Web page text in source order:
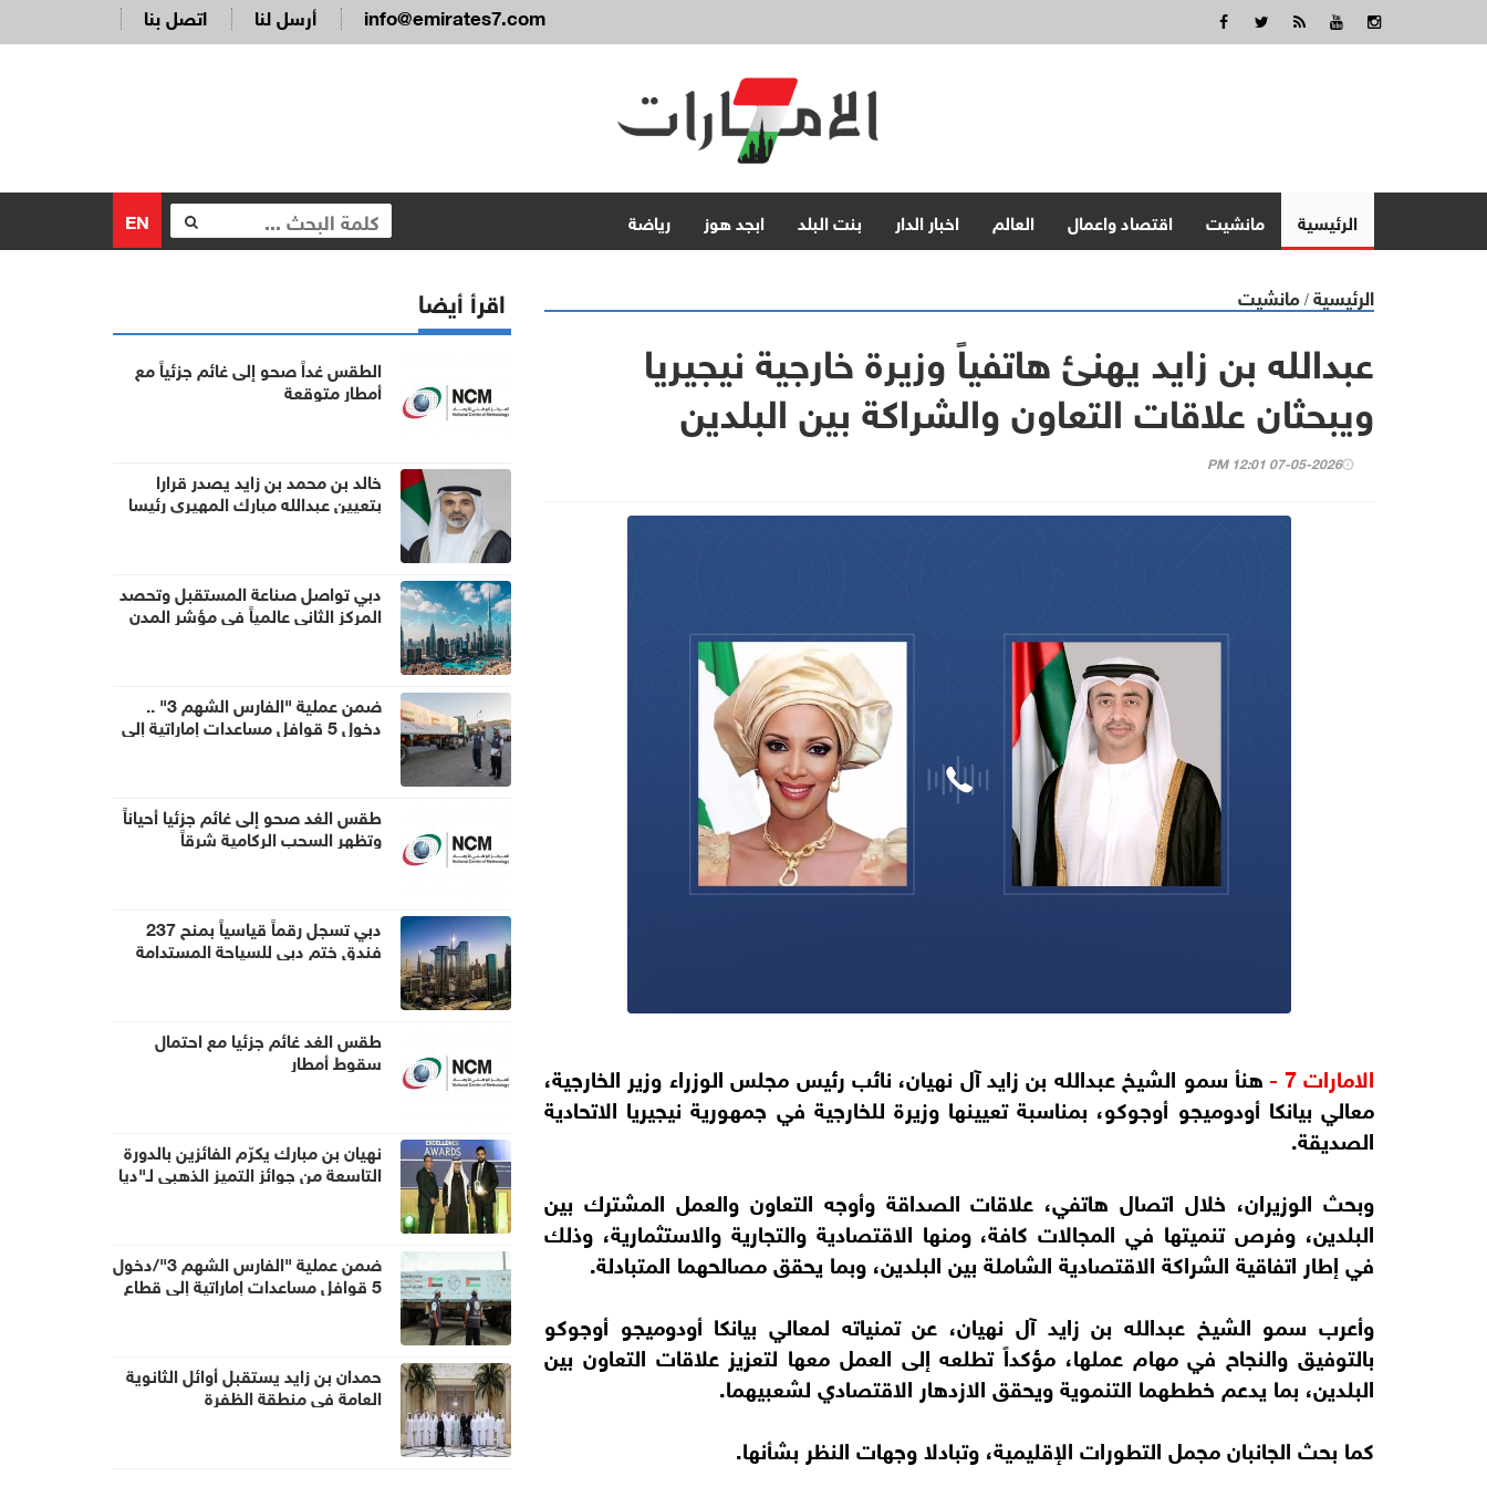
اتصل بنا أرسل لنا info@emirates7.com
الرئيسية مانشيت اقتصاد واعمال العالم اخبار الدار بنت البلد ابجد هوز رياضة EN
الرئيسية / مانشيت
عبدالله بن زايد يهنئ هاتفياً وزيرة خارجية نيجيريا
ويبحثان علاقات التعاون والشراكة بين البلدين
07-05-2026 12:01 PM
الامارات 7 -
هنأ سمو الشيخ عبدالله بن زايد آل نهيان، نائب رئيس مجلس الوزراء وزير الخارجية،
معالي بيانكا أودوميجو أوجوكو، بمناسبة تعيينها وزيرة للخارجية في جمهورية نيجيريا الاتحادية
الصديقة.
وبحث الوزيران، خلال اتصال هاتفي، علاقات الصداقة وأوجه التعاون والعمل المشترك بين
البلدين، وفرص تنميتها في المجالات كافة، ومنها الاقتصادية والتجارية والاستثمارية، وذلك
في إطار اتفاقية الشراكة الاقتصادية الشاملة بين البلدين، وبما يحقق مصالحهما المتبادلة.
وأعرب سمو الشيخ عبدالله بن زايد آل نهيان، عن تمنياته لمعالي بيانكا أودوميجو أوجوكو
بالتوفيق والنجاح في مهام عملها، مؤكداً تطلعه إلى العمل معها لتعزيز علاقات التعاون بين
البلدين، بما يدعم خططهما التنموية ويحقق الازدهار الاقتصادي لشعبيهما.
كما بحث الجانبان مجمل التطورات الإقليمية، وتبادلا وجهات النظر بشأنها.
اقرأ أيضا
الطقس غداً صحو إلى غائم جزئياً مع
أمطار متوقعة
خالد بن محمد بن زايد يصدر قرارا
بتعيين عبدالله مبارك المهيري رئيسا
دبي تواصل صناعة المستقبل وتحصد
المركز الثاني عالمياً في مؤشر المدن
ضمن عملية "الفارس الشهم 3" ..
دخول 5 قوافل مساعدات إماراتية إلى
طقس الغد صحو إلى غائم جزئيا أحياناً
وتظهر السحب الركامية شرقاً
دبي تسجل رقماً قياسياً بمنح 237
فندق ختم دبي للسياحة المستدامة
طقس الغد غائم جزئيا مع احتمال
سقوط أمطار
نهيان بن مبارك يكرّم الفائزين بالدورة
التاسعة من جوائز التميز الذهبي لـ"ديا
ضمن عملية "الفارس الشهم 3"/دخول
5 قوافل مساعدات إماراتية إلى قطاع
حمدان بن زايد يستقبل أوائل الثانوية
العامة في منطقة الظفرة